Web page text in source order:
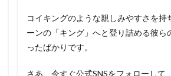
コイキングのような親しみやすさを持
ーンの「キング」へと登り詰める彼ら
ったばかりです。
さあ、今すぐ公式SNSをフォローして